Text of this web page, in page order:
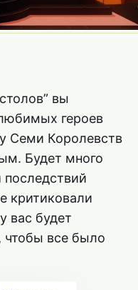
вы
героев
Семи Королевств
Будет много
критиковали
вас будет
чтобы все было